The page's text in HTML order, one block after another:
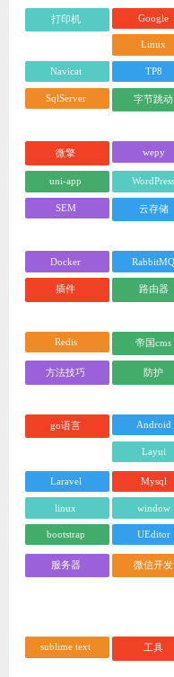
打印机 Google
Linux
Navicat TP8
SqlServer 字节跳动
微擎 wepy
uni-app WordPress
SEM 云存储
Docker RabbitMQ
插件 路由器
Redis 帝国cms
方法技巧 防护
go语言 Android
Layui
Laravel Mysql
linux window
bootstrap UEditor
服务器 微信开发
sublime text 工具